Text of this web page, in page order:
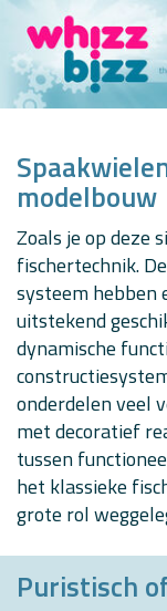
modelbouw
Zoals je op deze
fischertechnik.
systeem hebben
uitstekend
dynamische
onderdelen veel
met decoratief
tussen
het klassieke
grote rol
Puristisch